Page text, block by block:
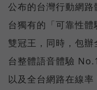
公布的台灣行動網
台獨有的「可靠性
雙冠王，同時，包
台整體語音體驗
以及全台網路在線率